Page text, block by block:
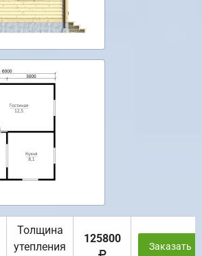
Толщина
утепления
125800
Заказать